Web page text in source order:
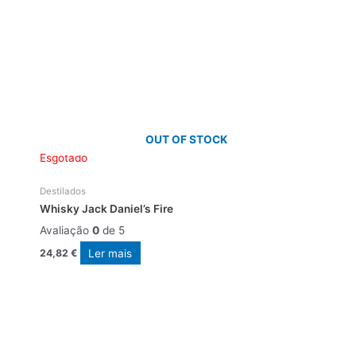
OUT OF STOCK
Esgotado
Destilados
Whisky Jack Daniel’s Fire
Avaliação 0 de 5
24,82 € Ler mais